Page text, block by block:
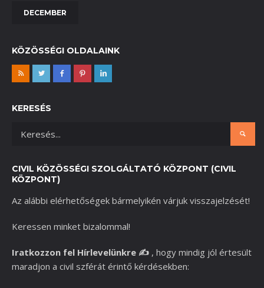
DECEMBER
KÖZÖSSÉGI OLDALAINK
KERESÉS
CIVIL KÖZÖSSÉGI SZOLGÁLTATÓ KÖZPONT (CIVIL
KÖZPONT)
Az alábbi elérhetőségek bármelyikén várjuk visszajelzését!
Keressen minket bizalommal!
Iratkozzon fel Hírlevelünkre ✍️ , hogy mindig jól értesült
maradjon a civil szférát érintő kérdésekben: